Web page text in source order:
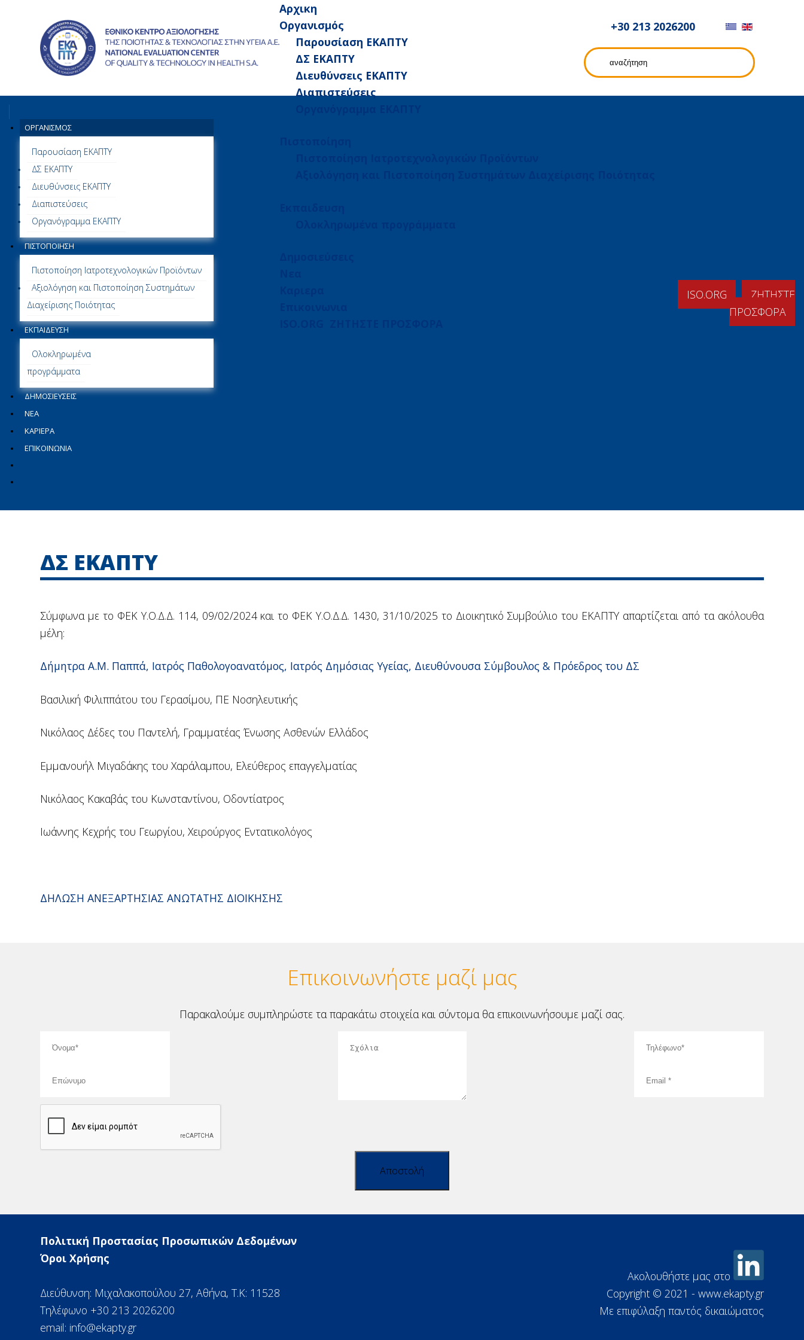
+30 213 2026200
Αρχικη
Οργανισμός
Παρουσίαση ΕΚΑΠΤΥ
ΔΣ ΕΚΑΠΤΥ
Διευθύνσεις ΕΚΑΠΤΥ
Διαπιστεύσεις
ΟΡΓΑΝΙΣΜΌΣ
Παρουσίαση ΕΚΑΠΤΥ
ΔΣ ΕΚΑΠΤΥ
Διευθύνσεις ΕΚΑΠΤΥ
Διαπιστεύσεις
Οργανόγραμμα ΕΚΑΠΤΥ
ΠΙΣΤΟΠΟΊΗΣΗ
Πιστοποίηση Ιατροτεχνολογικών Προϊόντων
Αξιολόγηση και Πιστοποίηση Συστημάτων
Διαχείρισης Ποιότητας
ΕΚΠΑΙΔΕΥΣΗ
Ολοκληρωμένα
προγράμματα
ΔΗΜΟΣΙΕΎΣΕΙΣ
ΝΕΑ
ΚΑΡΙΕΡΑ
ΕΠΙΚΟΙΝΩΝΙΑ
ISO.ORG
ΖΗΤΗΣΤΕ
ΠΡΟΣΦΟΡΑ
ΔΣ ΕΚΑΠΤΥ
Σύμφωνα με το ΦΕΚ Υ.Ο.Δ.Δ. 114, 09/02/2024 και το ΦΕΚ Υ.Ο.Δ.Δ. 1430, 31/10/2025 το Διοικητικό Συμβούλιο του ΕΚΑΠΤΥ απαρτίζεται από τα ακόλουθα
μέλη:
Δήμητρα Α.Μ. Παππά, Ιατρός Παθολογοανατόμος, Ιατρός Δημόσιας Υγείας, Διευθύνουσα Σύμβουλος & Πρόεδρος του ΔΣ
Βασιλική Φιλιππάτου του Γερασίμου, ΠΕ Νοσηλευτικής
Νικόλαος Δέδες του Παντελή, Γραμματέας Ένωσης Ασθενών Ελλάδος
Εμμανουήλ Μιγαδάκης του Χαράλαμπου, Ελεύθερος επαγγελματίας
Νικόλαος Κακαβάς του Κωνσταντίνου, Οδοντίατρος
Ιωάννης Κεχρής του Γεωργίου, Χειρούργος Εντατικολόγος
ΔΗΛΩΣΗ ΑΝΕΞΑΡΤΗΣΙΑΣ ΑΝΩΤΑΤΗΣ ΔΙΟΙΚΗΣΗΣ
Επικοινωνήστε μαζί μας
Παρακαλούμε συμπληρώστε τα παρακάτω στοιχεία και σύντομα θα επικοινωνήσουμε μαζί σας.
Αποστολή
Πολιτική Προστασίας Προσωπικών Δεδομένων
Όροι Χρήσης
Διεύθυνση: Μιχαλακοπούλου 27, Αθήνα, Τ.Κ: 11528
Τηλέφωνο +30 213 2026200
email: info@ekapty.gr
Ακολουθήστε μας στο
Copyright © 2021 - www.ekapty.gr
Με επιφύλαξη παντός δικαιώματος